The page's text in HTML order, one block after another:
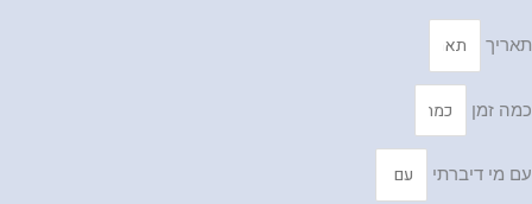
תאריך
כמה זמן
עם מי דיברתי